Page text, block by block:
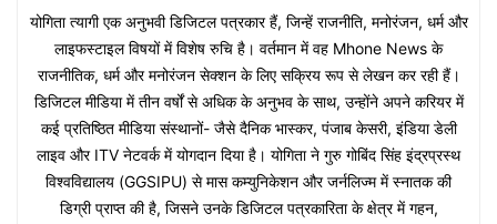
योगिता त्यागी एक अनुभवी डिजिटल पत्रकार हैं, जिन्हें राजनीति, मनोरंजन, धर्म और
लाइफस्टाइल विषयों में विशेष रुचि है। वर्तमान में वह Mhone News के
राजनीतिक, धर्म और मनोरंजन सेक्शन के लिए सक्रिय रूप से लेखन कर रही हैं।
डिजिटल मीडिया में तीन वर्षों से अधिक के अनुभव के साथ, उन्होंने अपने करियर में
कई प्रतिष्ठित मीडिया संस्थानों- जैसे दैनिक भास्कर, पंजाब केसरी, इंडिया डेली
लाइव और ITV नेटवर्क में योगदान दिया है। योगिता ने गुरु गोबिंद सिंह इंद्रप्रस्थ
विश्वविद्यालय (GGSIPU) से मास कम्युनिकेशन और जर्नलिज्म में स्नातक की
डिग्री प्राप्त की है, जिसने उनके डिजिटल पत्रकारिता के क्षेत्र में गहन,